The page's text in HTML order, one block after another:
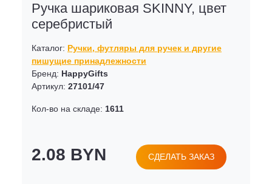
Ручка шариковая SKINNY, цвет
серебристый
Каталог: Ручки, футляры для ручек и другие
пишущие принадлежности
Бренд: HappyGifts
Артикул: 27101/47
Кол-во на складе: 1611
2.08 BYN СДЕЛАТЬ ЗАКАЗ